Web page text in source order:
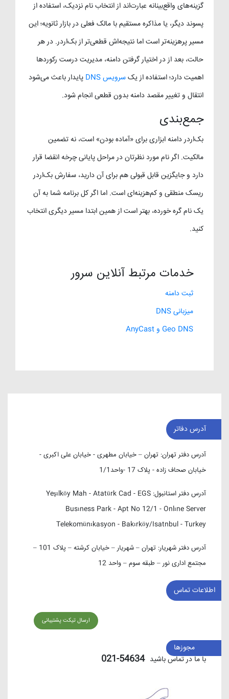
گزینه‌های واقع‌بینانه عبارت‌اند از انتخاب نام نزدیک، استفاده از
پسوند دیگر، یا مذاکره مستقیم با مالک فعلی در بازار ثانویه؛ این
مسیر پرهزینه‌تر است اما نتیجه‌اش قطعی‌تر از بک‌اردر. در هر
حالت، بعد از در اختیار گرفتن دامنه، مدیریت درست رکوردها
اهمیت دارد؛ استفاده از یکسرویس DNS
پایدار باعث می‌شود
انتقال و تغییر مقصد دامنه بدون قطعی انجام شود.
جمع‌بندی
بک‌اردر دامنه ابزاری برای «آماده بودن» است، نه تضمین
مالکیت. اگر نام مورد نظرتان در مراحل پایانی چرخه انقضا قرار
دارد و جایگزین قابل قبولی هم برای آن دارید، سفارش بک‌اردر
ریسک منطقی و کم‌هزینه‌ای است. اما اگر کل برنامه شما به آن
یک نام گره خورده، بهتر است از همین ابتدا مسیر دیگری انتخاب
کنید.
خدمات مرتبط آنلاین سرور
ثبت دامنه
میزبانی DNS
Geo DNS و AnyCast
آدرس دفاتر
آدرس دفتر تهران: تهران – خیابان مطهری - خیابان علی اکبری -
خیابان صحاف زاده - پلاک 17 -واحد1/1
آدرس دفتر استانبول: Yeşılköy Mah - Atatürk Cad - EGS
Busıness Park - Apt No 12/1 - Onlıne Server
Telekomünıkasyon - Bakırköy/Isatnbul - Turkey
آدرس دفتر شهریار:
تهران – شهریار – خیابان کرشته – پلاک 101 –
مجتمع اداری نور – طبقه سوم – واحد 12
اطلاعات تماس
ارسال تیکت پشتیبانی
با ما در تماس باشید 54634-021
مجوزها